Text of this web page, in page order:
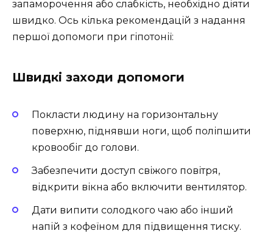
запаморочення або слабкість, необхідно діяти
швидко. Ось кілька рекомендацій з надання
першої допомоги при гіпотонії:
Швидкі заходи допомоги
Покласти людину на горизонтальну
поверхню, піднявши ноги, щоб поліпшити
кровообіг до голови.
Забезпечити доступ свіжого повітря,
відкрити вікна або включити вентилятор.
Дати випити солодкого чаю або інший
напій з кофеїном для підвищення тиску.